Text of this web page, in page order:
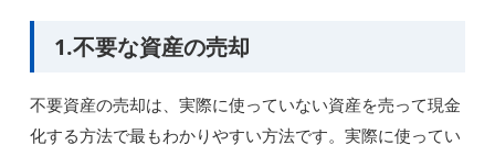
1.不要な資産の売却
不要資産の売却は、実際に使っていない資産を売って現金
化する方法で最もわかりやすい方法です。実際に使ってい